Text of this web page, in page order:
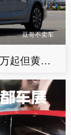
豆哥不卖车
这款韩系车历经8年才换代，9万起但黄花菜已凉